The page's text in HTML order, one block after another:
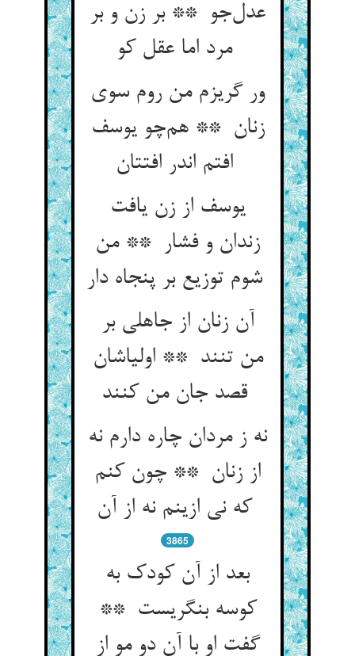
عدل‌جو ** بر زن و بر
مرد اما عقل کو
ور گریزم من روم سوی
زنان ** هم‌چو یوسف
یوسف از زن یافت
زندان و فشار ** من
شوم توزیع بر پنجاه دار
آن زنان از جاهلی بر
من تنند ** اولیاشان
قصد جان من کنند
نه ز مردان چاره دارم نه
از زنان ** چون کنم
3865
بعد از آن کودک به
کوسه بنگریست **
گفت او با آن دو مو از